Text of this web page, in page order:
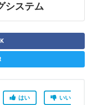
システム
はい
いい